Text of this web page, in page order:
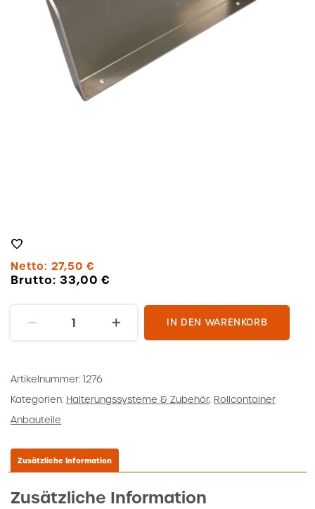
Netto: 27,50 €
Brutto: 33,00€
Menge
IN DEN WARENKORB
Artikelnummer: 1276
Kategorien: Halterungssysteme & Zubehör, Rollcontainer
Anbauteile
Zusätzliche Information
Zusätzliche Information